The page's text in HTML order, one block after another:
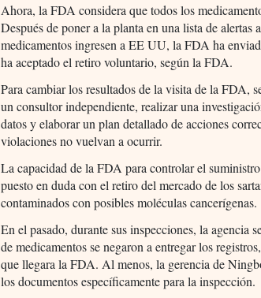
Ahora, la FDA considera que todos los
Después de poner a la planta en una lista de
medicamentos ingresen a EE UU, la FDA ha
ha aceptado el retiro voluntario, según la FDA.
Para cambiar los resultados de la visita de la FDA,
un consultor independiente, realizar una
datos y elaborar un plan detallado de acciones
violaciones no vuelvan a ocurrir.
La capacidad de la FDA para controlar el
puesto en duda con el retiro del mercado de los
contaminados con posibles moléculas cancerígenas.
En el pasado, durante sus inspecciones, la agencia
de medicamentos se negaron a entregar los
que llegara la FDA. Al menos, la gerencia de
los documentos específicamente para la inspección.